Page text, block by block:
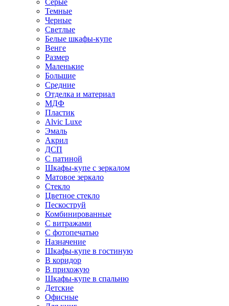
Серые
Темные
Черные
Светлые
Белые шкафы-купе
Венге
Размер
Маленькие
Большие
Средние
Отделка и материал
МДФ
Пластик
Alvic Luxe
Эмаль
Акрил
ДСП
С патиной
Шкафы-купе с зеркалом
Матовое зеркало
Стекло
Цветное стекло
Пескоструй
Комбинированные
С витражами
С фотопечатью
Назначение
Шкафы-купе в гостиную
В коридор
В прихожую
Шкафы-купе в спальню
Детские
Офисные